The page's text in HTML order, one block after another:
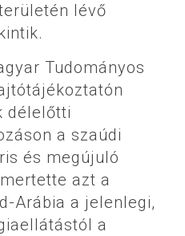
lévő
Tudományos
délelőtti
a szaúdi
és megújuló
azt a
Arábia a jelenlegi,
a